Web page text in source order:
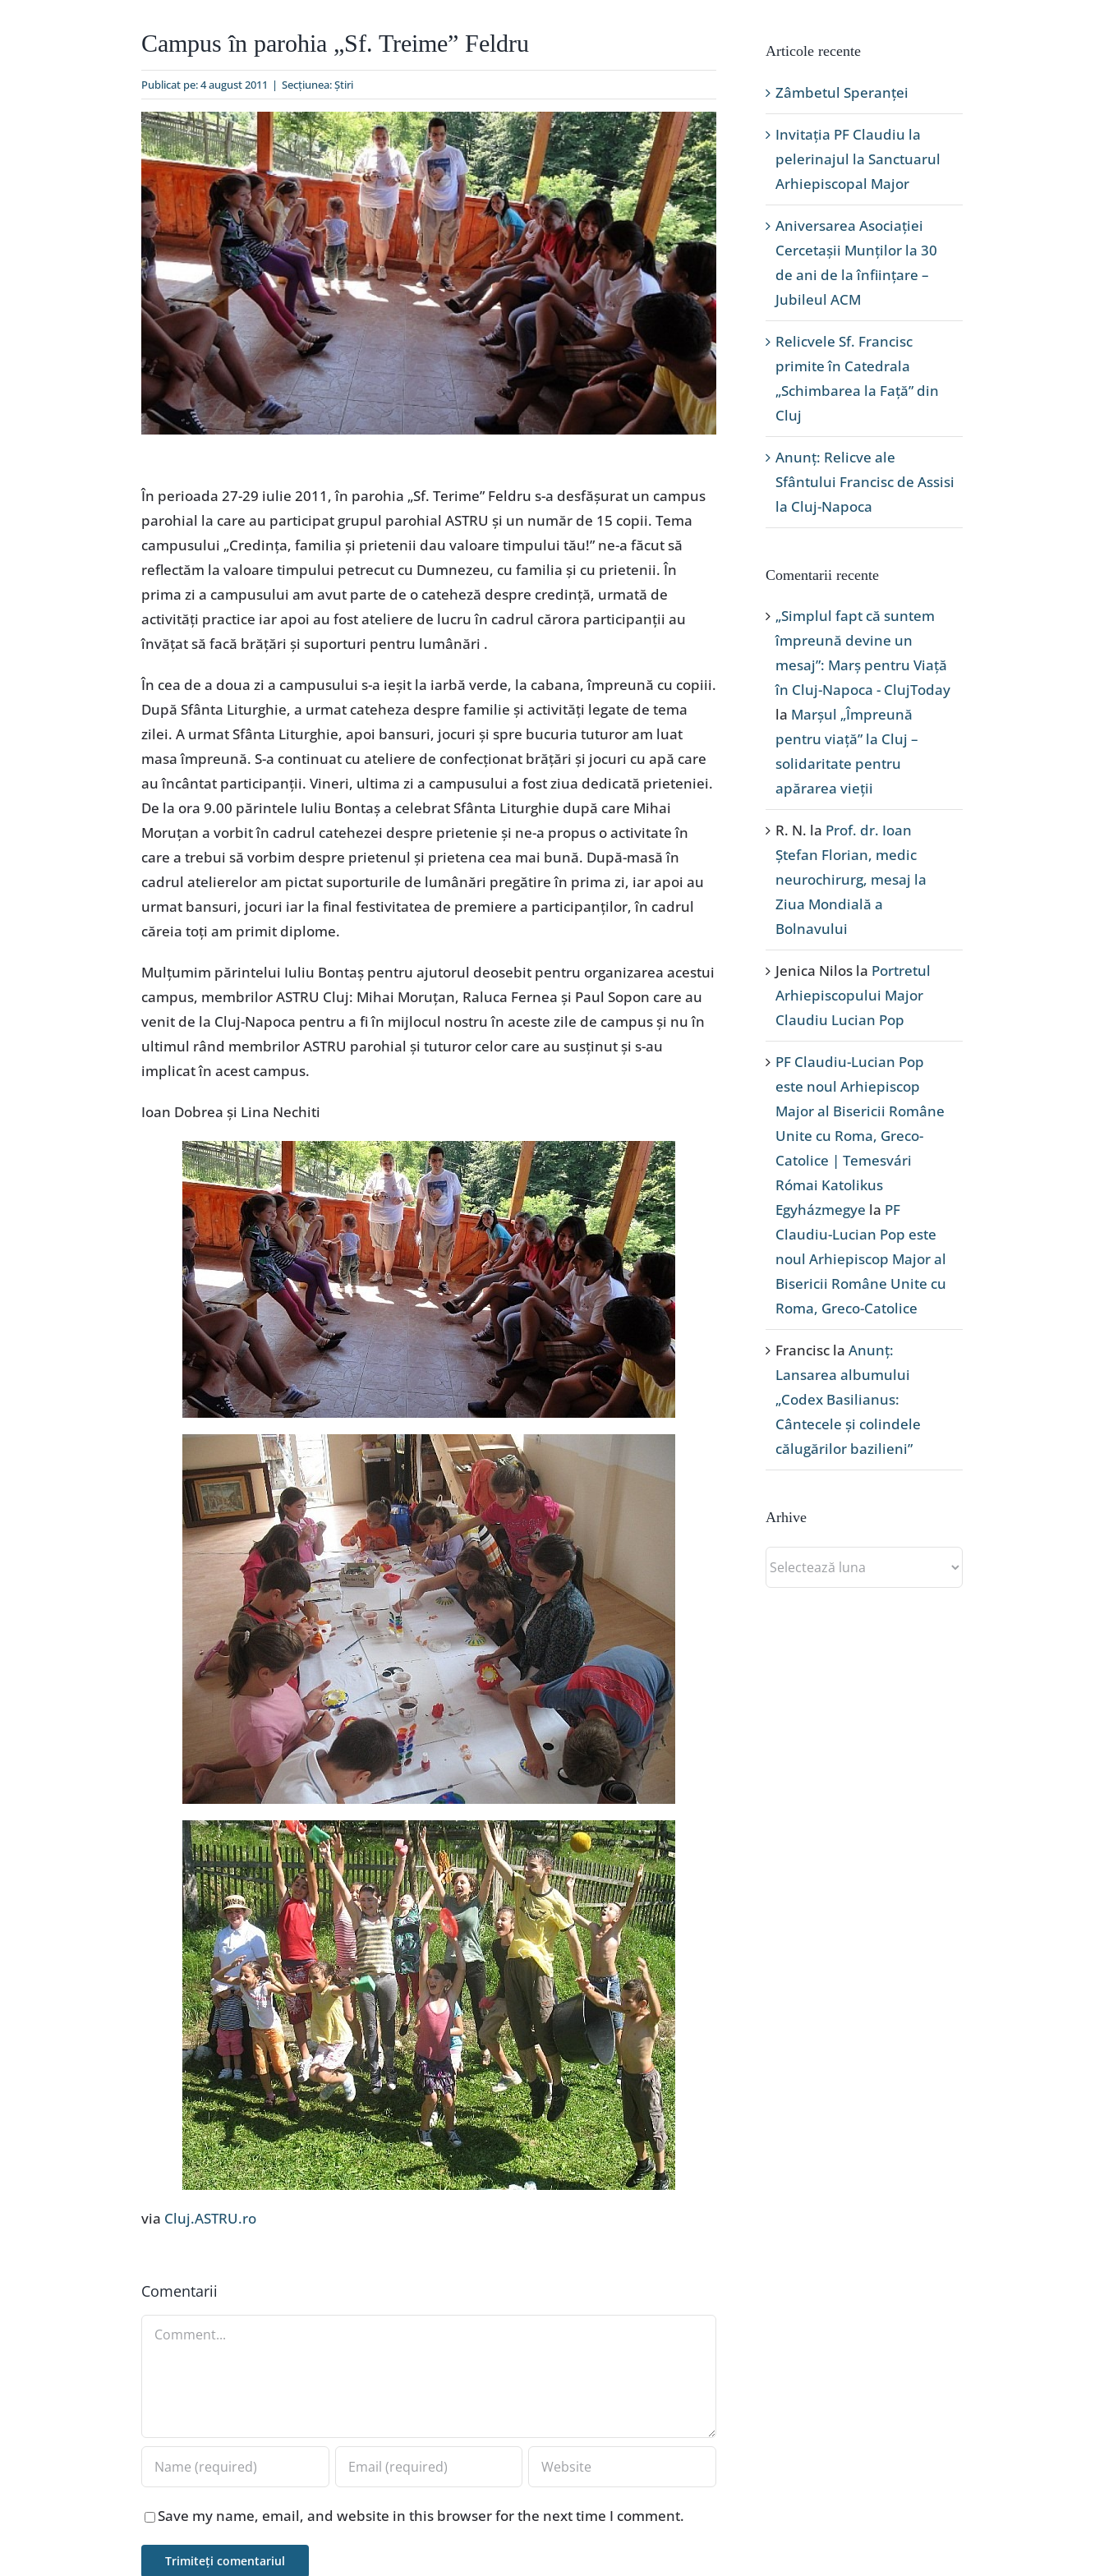
Campus în parohia „Sf. Treime” Feldru
Publicat pe: 4 august 2011 | Secțiunea:Ştiri
În perioada 27-29 iulie 2011, în parohia „Sf. Terime” Feldru s-a desfăşurat un campus
parohial la care au participat grupul parohial ASTRU şi un număr de 15 copii. Tema
campusului „Credinţa, familia şi prietenii dau valoare timpului tău!” ne-a făcut să
reflectăm la valoare timpului petrecut cu Dumnezeu, cu familia şi cu prietenii. În
prima zi a campusului am avut parte de o cateheză despre credinţă, urmată de
activităţi practice iar apoi au fost ateliere de lucru în cadrul cărora participanţii au
învăţat să facă brăţări şi suporturi pentru lumânări .
În cea de a doua zi a campusului s-a ieşit la iarbă verde, la cabana, împreună cu copiii.
După Sfânta Liturghie, a urmat cateheza despre familie şi activităţi legate de tema
zilei. A urmat Sfânta Liturghie, apoi bansuri, jocuri şi spre bucuria tuturor am luat
masa împreună. S-a continuat cu ateliere de confecţionat brăţări şi jocuri cu apă care
au încântat participanţii. Vineri, ultima zi a campusului a fost ziua dedicată prieteniei.
De la ora 9.00 părintele Iuliu Bontaş a celebrat Sfânta Liturghie după care Mihai
Moruţan a vorbit în cadrul catehezei despre prietenie şi ne-a propus o activitate în
care a trebui să vorbim despre prietenul şi prietena cea mai bună. După-masă în
cadrul atelierelor am pictat suporturile de lumânări pregătire în prima zi, iar apoi au
urmat bansuri, jocuri iar la final festivitatea de premiere a participanţilor, în cadrul
căreia toţi am primit diplome.
Mulţumim părintelui Iuliu Bontaş pentru ajutorul deosebit pentru organizarea acestui
campus, membrilor ASTRU Cluj: Mihai Moruţan, Raluca Fernea şi Paul Sopon care au
venit de la Cluj-Napoca pentru a fi în mijlocul nostru în aceste zile de campus şi nu în
ultimul rând membrilor ASTRU parohial şi tuturor celor care au susţinut şi s-au
implicat în acest campus.
Ioan Dobrea şi Lina Nechiti
via Cluj.ASTRU.ro
Comentarii
Comment
Save my name, email, and website in this browser for the next time I comment.
Articole recente
Zâmbetul Speranței
Invitația PF Claudiu la
pelerinajul la Sanctuarul
Arhiepiscopal Major
Aniversarea Asociației
Cercetașii Munților la 30
de ani de la înființare –
Jubileul ACM
Relicvele Sf. Francisc
primite în Catedrala
„Schimbarea la Față” din
Cluj
Anunț: Relicve ale
Sfântului Francisc de Assisi
la Cluj-Napoca
Comentarii recente
„Simplul fapt că suntem
împreună devine un
mesaj”: Marș pentru Viață
în Cluj-Napoca - ClujToday
la Marșul „Împreună
pentru viață” la Cluj –
solidaritate pentru
apărarea vieții
R. N. la Prof. dr. Ioan
Ștefan Florian, medic
neurochirurg, mesaj la
Ziua Mondială a
Bolnavului
Jenica Nilos la Portretul
Arhiepiscopului Major
Claudiu Lucian Pop
PF Claudiu-Lucian Pop
este noul Arhiepiscop
Major al Bisericii Române
Unite cu Roma, Greco-
Catolice | Temesvári
Római Katolikus
Egyházmegye la PF
Claudiu-Lucian Pop este
noul Arhiepiscop Major al
Bisericii Române Unite cu
Roma, Greco-Catolice
Francisc la Anunț:
Lansarea albumului
„Codex Basilianus:
Cântecele și colindele
călugărilor bazilieni”
Arhive
Arhive